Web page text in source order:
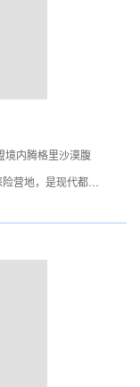
较多。西城墙有
城内有一座方形
的残迹，外城东
距离达来呼布镇约
境内腾格里沙漠腹
营地，是现代都市
区一一标明；二是
国际保健机构推荐
改善、恢复自然原
米的天然浴场沙